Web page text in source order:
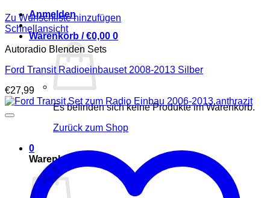
Anmelden
Warenkorb /€0,00 0
Es befinden sich keine Produkte im Warenkorb.
Zurück zum Shop
0
Warenkorb
Zu Wunschliste hinzufügen
Schnellansicht
Autoradio Blenden Sets
Ford Transit Radioeinbauset 2008-2013 Silber
€27,99